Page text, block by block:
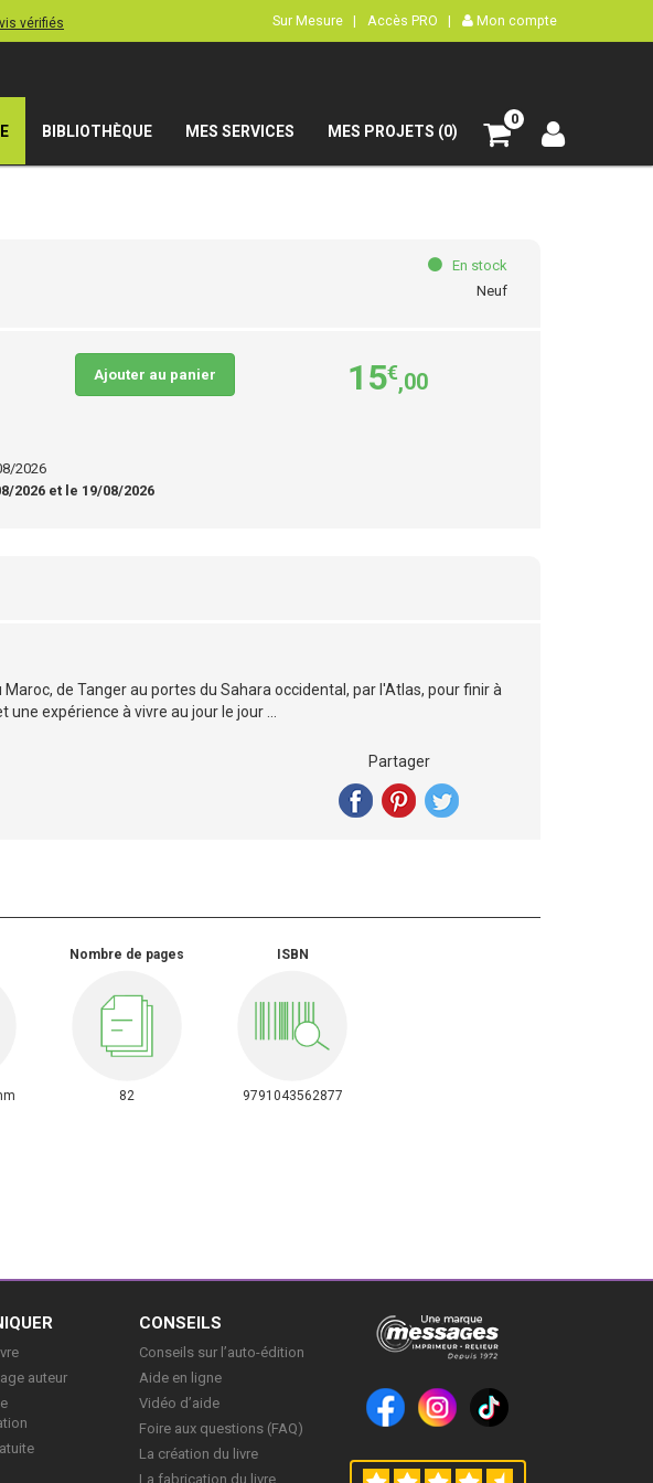
vérifiés Sur Mesure | Accès PRO | Mon compte
BIBLIOTHÈQUE MES SERVICES MES PROJETS (0)
0
En stock
Neuf
Ajouter au panier 15€,00
2026
2026 et le 19/08/2026
de Tanger au portes du Sahara occidental, par l'Atlas, pour finir à
expérience à vivre au jour le jour ...
Partager
Nombre de pages
82
ISBN
9791043562877
auteur
CONSEILS
Conseils sur l’auto-édition
Aide en ligne
Vidéo d’aide
Foire aux questions (FAQ)
La création du livre
La fabrication du livre